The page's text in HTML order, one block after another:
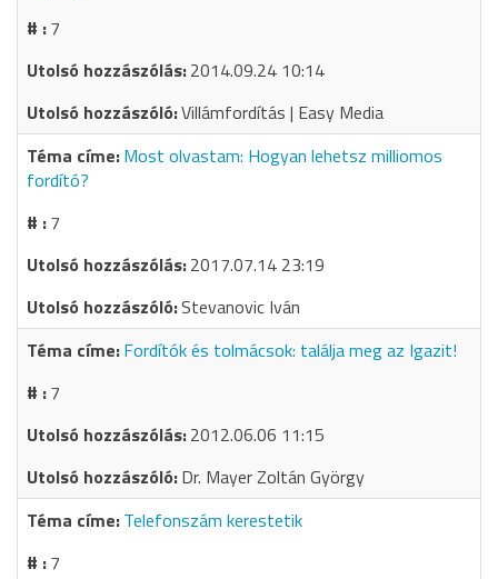
7
2014.09.24 10:14
Villámfordítás | Easy Media
Most olvastam: Hogyan lehetsz milliomos
fordító?
7
2017.07.14 23:19
Stevanovic Iván
Fordítók és tolmácsok: találja meg az Igazit!
7
2012.06.06 11:15
Dr. Mayer Zoltán György
Telefonszám kerestetik
7